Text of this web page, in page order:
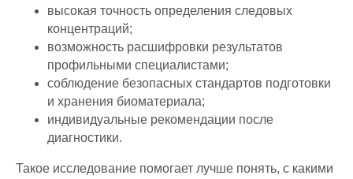
высокая точность определения следовых
концентраций;
возможность расшифровки результатов
профильными специалистами;
соблюдение безопасных стандартов подготовки
и хранения биоматериала;
индивидуальные рекомендации после
диагностики.
Такое исследование помогает лучше понять, с какими